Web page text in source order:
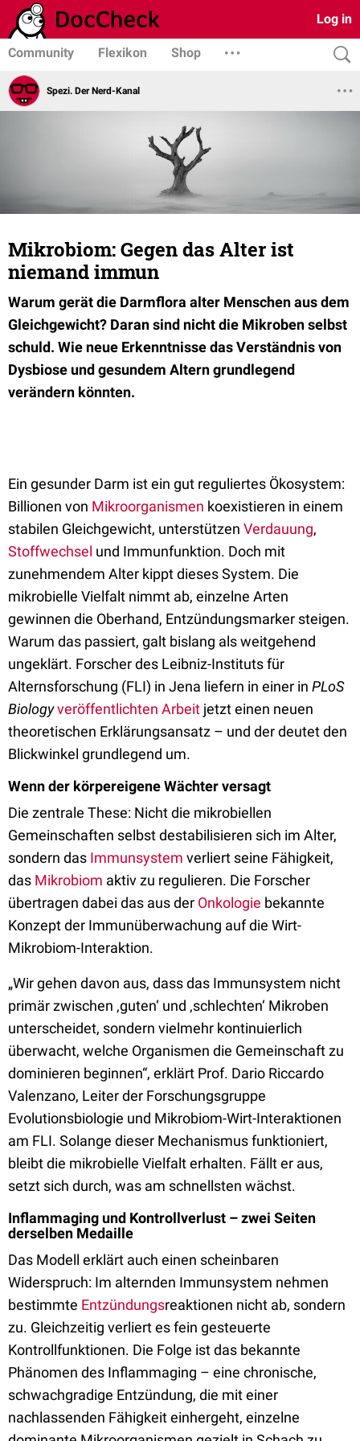
Log in
Community Flexikon Shop
Spezi. Der Nerd-Kanal
Mikrobiom: Gegen das Alter ist
niemand immun
Warum gerät die Darmflora alter Menschen aus dem
Gleichgewicht? Daran sind nicht die Mikroben selbst
schuld. Wie neue Erkenntnisse das Verständnis von
Dysbiose und gesundem Altern grundlegend
verändern könnten.
Ein gesunder Darm ist ein gut reguliertes Ökosystem:
Billionen von Mikroorganismen koexistieren in einem
stabilen Gleichgewicht, unterstützen Verdauung,
Stoffwechsel und Immunfunktion. Doch mit
zunehmendem Alter kippt dieses System. Die
mikrobielle Vielfalt nimmt ab, einzelne Arten
gewinnen die Oberhand, Entzündungsmarker steigen.
Warum das passiert, galt bislang als weitgehend
ungeklärt. Forscher des Leibniz-Instituts für
Alternsforschung (FLI) in Jena liefern in einer in PLoS
Biologyveröffentlichten Arbeit jetzt einen neuen
theoretischen Erklärungsansatz – und der deutet den
Blickwinkel grundlegend um.
Wenn der körpereigene Wächter versagt
Die zentrale These: Nicht die mikrobiellen
Gemeinschaften selbst destabilisieren sich im Alter,
sondern das Immunsystem verliert seine Fähigkeit,
das Mikrobiom aktiv zu regulieren. Die Forscher
übertragen dabei das aus der Onkologie bekannte
Konzept der Immunüberwachung auf die Wirt-
Mikrobiom-Interaktion.
„Wir gehen davon aus, dass das Immunsystem nicht
primär zwischen ‚guten‘ und ‚schlechten‘ Mikroben
unterscheidet, sondern vielmehr kontinuierlich
überwacht, welche Organismen die Gemeinschaft zu
dominieren beginnen“, erklärt Prof. Dario Riccardo
Valenzano, Leiter der Forschungsgruppe
Evolutionsbiologie und Mikrobiom-Wirt-Interaktionen
am FLI. Solange dieser Mechanismus funktioniert,
bleibt die mikrobielle Vielfalt erhalten. Fällt er aus,
setzt sich durch, was am schnellsten wächst.
Inflammaging und Kontrollverlust – zwei Seiten
derselben Medaille
Das Modell erklärt auch einen scheinbaren
Widerspruch: Im alternden Immunsystem nehmen
bestimmte Entzündungsreaktionen nicht ab, sondern
zu. Gleichzeitig verliert es fein gesteuerte
Kontrollfunktionen. Die Folge ist das bekannte
Phänomen des Inflammaging – eine chronische,
schwachgradige Entzündung, die mit einer
nachlassenden Fähigkeit einhergeht, einzelne